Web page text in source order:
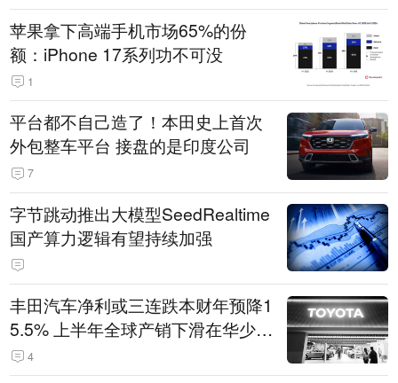
苹果拿下高端手机市场65%的份
额：iPhone 17系列功不可没
1
平台都不自己造了！本田史上首次
外包整车平台 接盘的是印度公司
7
字节跳动推出大模型SeedRealtime
国产算力逻辑有望持续加强
丰田汽车净利或三连跌本财年预降1
5.5% 上半年全球产销下滑在华少卖
14.3万辆
4